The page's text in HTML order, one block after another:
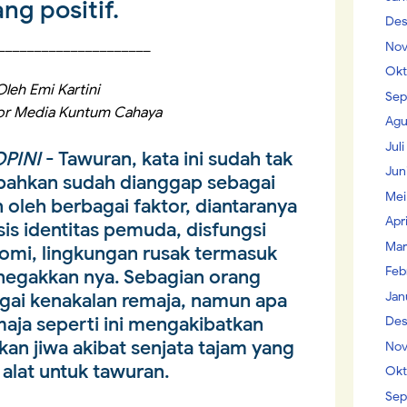
positif.
Emi Kartini
Media Kuntum Cahaya
- Tawuran, kata ini sudah tak
sudah dianggap sebagai
oleh berbagai faktor, diantaranya
identitas pemuda, disfungsi
lingkungan rusak termasuk
nya. Sebagian orang
kenakalan remaja, namun apa
seperti ini mengakibatkan
jiwa akibat senjata tajam yang
untuk tawuran.
Juli